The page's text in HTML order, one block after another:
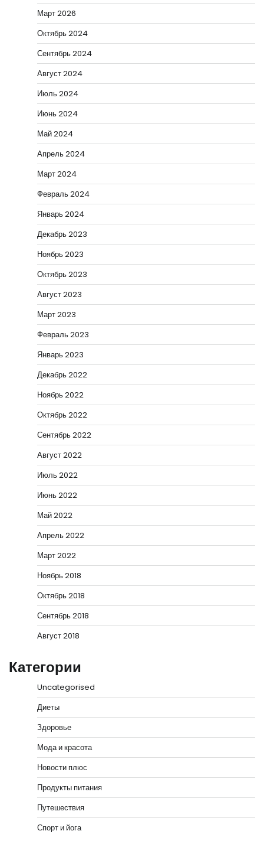
Март 2026
Октябрь 2024
Сентябрь 2024
Август 2024
Июль 2024
Июнь 2024
Май 2024
Апрель 2024
Март 2024
Февраль 2024
Январь 2024
Декабрь 2023
Ноябрь 2023
Октябрь 2023
Август 2023
Март 2023
Февраль 2023
Январь 2023
Декабрь 2022
Ноябрь 2022
Октябрь 2022
Сентябрь 2022
Август 2022
Июль 2022
Июнь 2022
Май 2022
Апрель 2022
Март 2022
Ноябрь 2018
Октябрь 2018
Сентябрь 2018
Август 2018
Категории
Uncategorised
Диеты
Здоровье
Мода и красота
Новости плюс
Продукты питания
Путешествия
Спорт и йога